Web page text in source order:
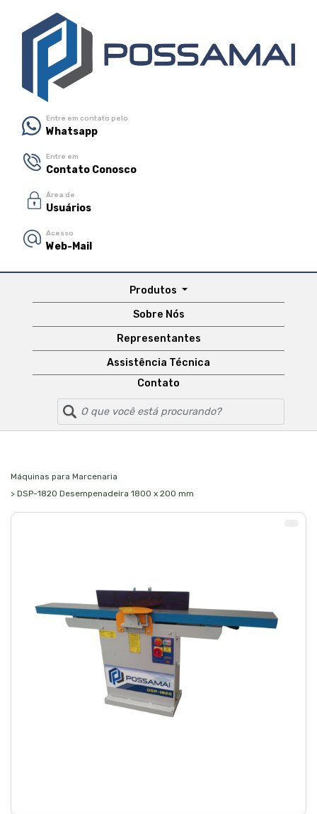
Entre em contato pelo
Whatsapp
Entre em
Contato Conosco
Área de
Usuários
Acesso
Web-Mail
Produtos
Sobre Nós
Representantes
Assistência Técnica
Contato
Máquinas para Marcenaria
> DSP-1820 Desempenadeira 1800 x 200 mm